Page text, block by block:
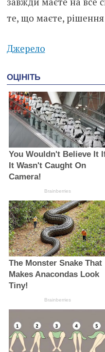
те, що маєте,
Джерело